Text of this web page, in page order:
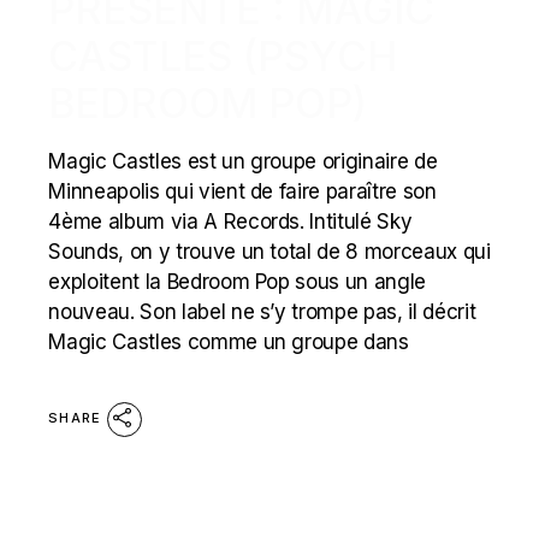
Magic Castles est un groupe originaire de
Minneapolis qui vient de faire paraître son
4ème album via A Records. Intitulé Sky
Sounds, on y trouve un total de 8 morceaux qui
exploitent la Bedroom Pop sous un angle
nouveau. Son label ne s’y trompe pas, il décrit
Magic Castles comme un groupe dans
SHARE